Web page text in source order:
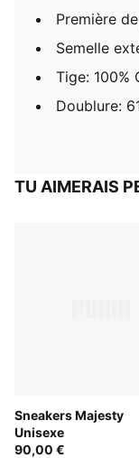
Première
Semelle
Tige: 100%
Doublure:
TU AIMERAIS
Sneakers Majesty
Unisexe
90,00 €